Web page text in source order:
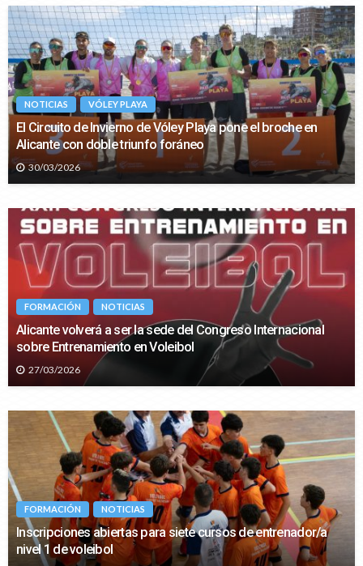
NOTICIAS VÓLEY PLAYA
El Circuito de Invierno de Vóley Playa pone el broche en
Alicante con doble triunfo foráneo
30/03/2026
FORMACIÓN NOTICIAS
Alicante volverá a ser la sede del Congreso Internacional
sobre Entrenamiento en Voleibol
27/03/2026
FORMACIÓN NOTICIAS
Inscripciones abiertas para siete cursos de entrenador/a
nivel 1 de voleibol